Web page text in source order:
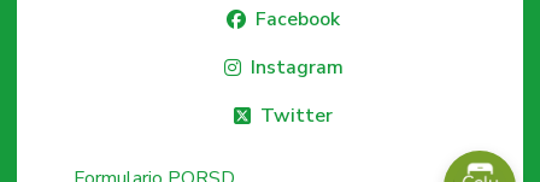
Facebook
Instagram
Twitter